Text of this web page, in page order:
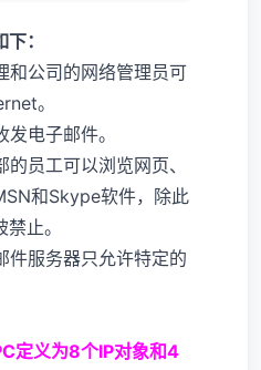
：
公司的网络管理员可
。
电子邮件。
员工可以浏览网页、
和Skype软件，除此
止。
服务器只允许特定的
定义为8个IP对象和4